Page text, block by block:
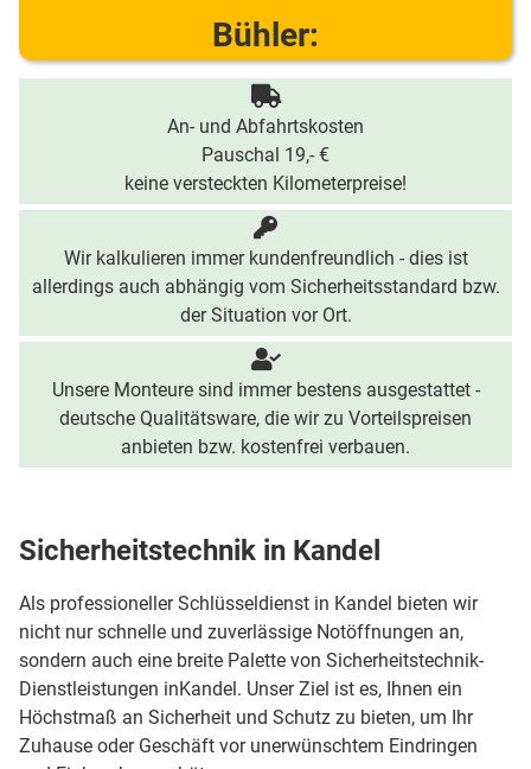
Bühler:
An- und Abfahrtskosten
Pauschal 19,- €
keine versteckten Kilometerpreise!
Wir kalkulieren immer kundenfreundlich - dies ist
allerdings auch abhängig vom Sicherheitsstandard bzw.
der Situation vor Ort.
Unsere Monteure sind immer bestens ausgestattet -
deutsche Qualitätsware, die wir zu Vorteilspreisen
anbieten bzw. kostenfrei verbauen.
Sicherheitstechnik in Kandel
Als professioneller Schlüsseldienst in Kandel bieten wir
nicht nur schnelle und zuverlässige Notöffnungen an,
sondern auch eine breite Palette von Sicherheitstechnik-
Dienstleistungen inKandel. Unser Ziel ist es, Ihnen ein
Höchstmaß an Sicherheit und Schutz zu bieten, um Ihr
Zuhause oder Geschäft vor unerwünschtem Eindringen